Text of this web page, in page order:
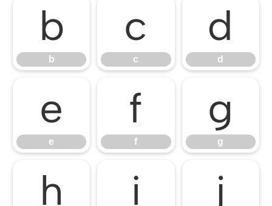
b
b
c
c
d
d
e
e
f
f
g
g
h i j